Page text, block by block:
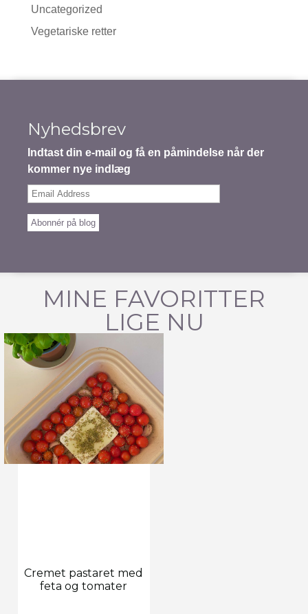
Uncategorized
Vegetariske retter
Nyhedsbrev
Indtast din e-mail og få en påmindelse når der
kommer nye indlæg
Email
Abonnér på blog
MINE FAVORITTER
LIGE NU
Cremet pastaret med
feta og tomater